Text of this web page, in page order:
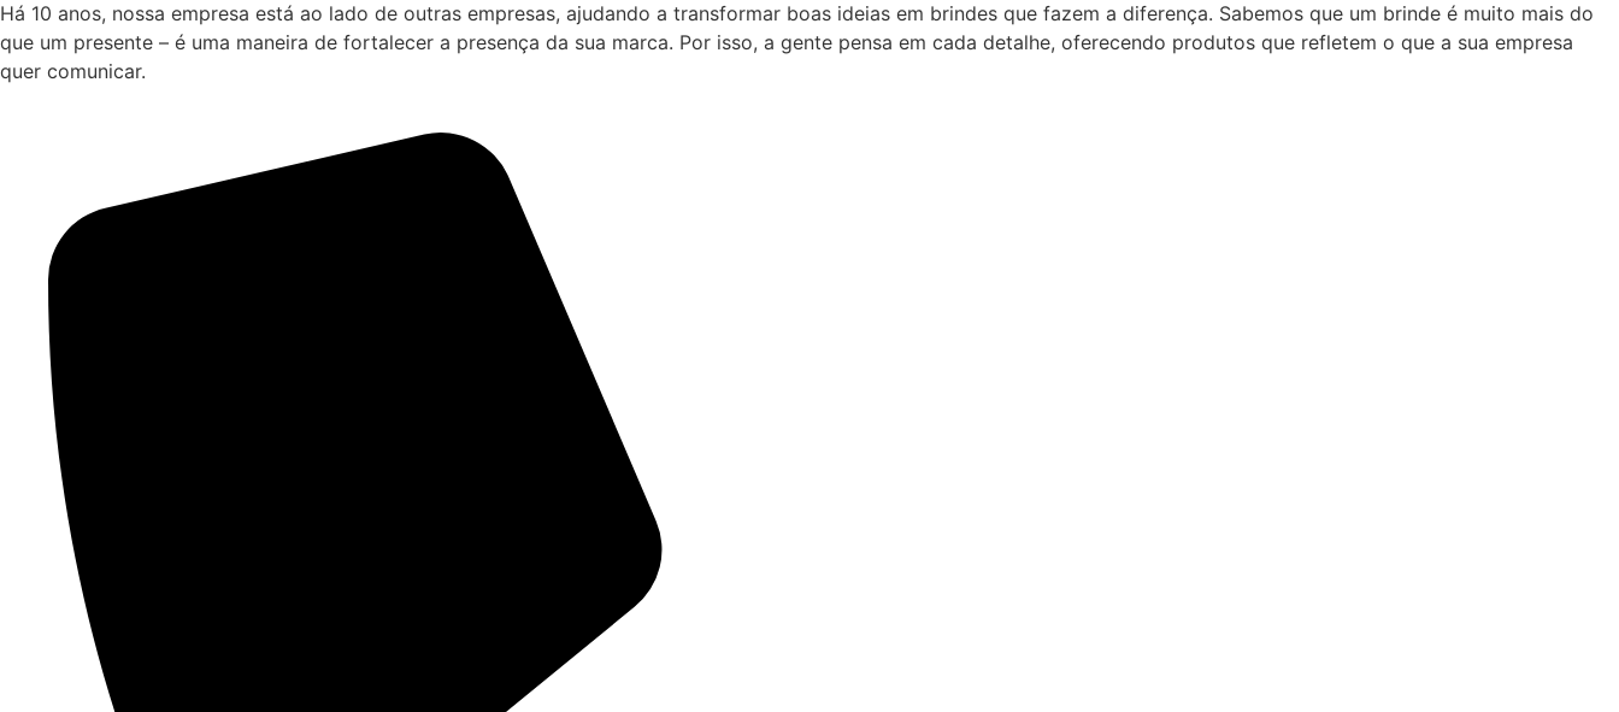
Há 10 anos, nossa empresa está ao lado de outras empresas, ajudando a transformar boas ideias em brindes que fazem a diferença. Sabemos que um brinde é muito mais do
que um presente – é uma maneira de fortalecer a presença da sua marca. Por isso, a gente pensa em cada detalhe, oferecendo produtos que refletem o que a sua empresa
quer comunicar.